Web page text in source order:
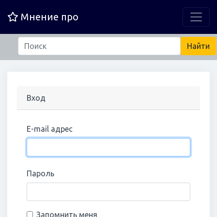
Мнение про
Вход
E-mail адрес
Пароль
Запомнить меня